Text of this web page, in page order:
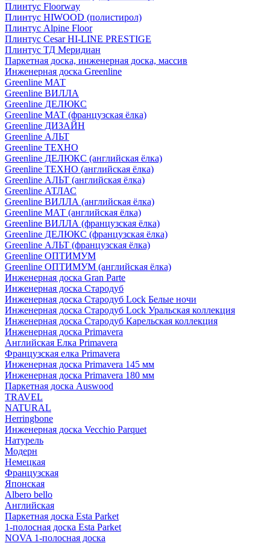
Плинтус Floorway
Плинтус HIWOOD (полистирол)
Плинтус Alpine Floor
Плинтус Cesar HI-LINE PRESTIGE
Плинтус ТД Меридиан
Паркетная доска, инженерная доска, массив
Инженерная доска Greenline
Greenline МАТ
Greenline ВИЛЛА
Greenline ДЕЛЮКС
Greenline МАТ (французская ёлка)
Greenline ДИЗАЙН
Greenline АЛЬТ
Greenline ТЕХНО
Greenline ДЕЛЮКС (английская ёлка)
Greenline ТЕХНО (английская ёлка)
Greenline АЛЬТ (английская ёлка)
Greenline АТЛАС
Greenline ВИЛЛА (английская ёлка)
Greenline МАТ (английская ёлка)
Greenline ВИЛЛА (французская ёлка)
Greenline ДЕЛЮКС (французская ёлка)
Greenline АЛЬТ (французская ёлка)
Greenline ОПТИМУМ
Greenline ОПТИМУМ (английская ёлка)
Инженерная доска Gran Parte
Инженерная доска Стародуб
Инженерная доска Стародуб Lock Белые ночи
Инженерная доска Стародуб Lock Уральская коллекция
Инженерная доска Стародуб Карельская коллекция
Инженерная доска Primavera
Английская Елка Primavera
Французская елка Primavera
Инженерная доска Primavera 145 мм
Инженерная доска Primavera 180 мм
Паркетная доска Auswood
TRAVEL
NATURAL
Herringbone
Инженерная доска Vecchio Parquet
Натурель
Модерн
Немецкая
Французская
Японская
Albero bello
Английская
Паркетная доска Esta Parket
1-полосная доска Esta Parket
NOVA 1-полосная доска